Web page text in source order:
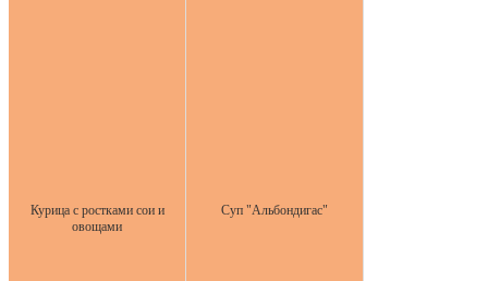
Курица с ростками сои и
овощами
Суп "Альбондигас"